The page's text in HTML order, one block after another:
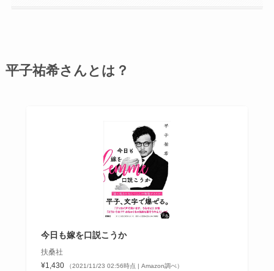
平子祐希さんとは？
今日も嫁を口説こうか
扶桑社
¥1,430
（2021/11/23 02:56時点 | Amazon調べ）